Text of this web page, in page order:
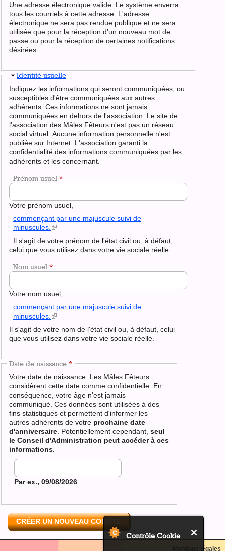
Contrôle Cookie
Une adresse électronique valide. Le système enverra
tous les courriels à cette adresse. L'adresse
électronique ne sera pas rendue publique et ne sera
utilisée que pour la réception d'un nouveau mot de
passe ou pour la réception de certaines notifications
désirées.
Masquer
Identité usuelle
Indiquez les informations qui seront communiquées, ou
susceptibles d'être communiquées aux autres
adhérents. Ces informations ne sont jamais
communiquées en dehors de l'association. Le site de
l'association des Mâles Fêteurs n'est pas un réseau
social virtuel. Aucune information personnelle n'est
publiée sur Internet. L'association garanti la
confidentialité des informations communiquées par les
adhérents et les concernant.
Prénom usuel *
Votre prénom usuel,
commençant par une majuscule suivi de
minuscules. (le
est
externe)
. Il s'agit de votre prénom de l'état civil ou, à défaut,
celui que vous utilisez dans votre vie sociale réelle.
Nom usuel *
Votre nom usuel,
commençant par une majuscule suivi de
minuscules. (le
est
externe)
Il s'agit de votre nom de l'état civil ou, à défaut, celui
que vous utilisez dans votre vie sociale réelle.
Date de naissance *
Votre date de naissance. Les Mâles Fêteurs
considèrent cette date comme confidentielle. En
conséquence, votre âge n'est jamais
communiqué. Ces données sont utilisées à des
fins statistiques et permettent d'informer les
autres adhérents de votre prochaine date
d'anniversaire . Potentiellement cependant, seul
le Conseil d'Administration peut accéder à ces
informations.
Par ex., 09/08/2026
Mentions légales